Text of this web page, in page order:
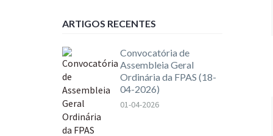
ARTIGOS RECENTES
Convocatória de
Assembleia Geral
Ordinária da FPAS (18-
04-2026)
01-04-2026